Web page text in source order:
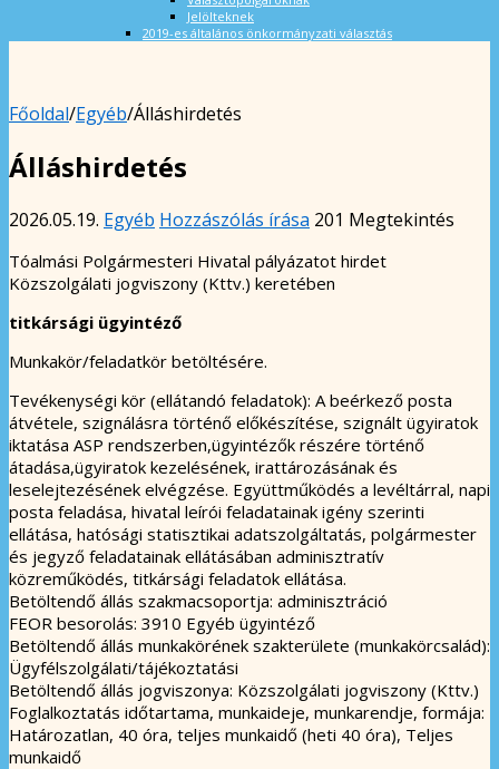
Jelölteknek
2019-es általános önkormányzati választás
Főoldal/Egyéb/Álláshirdetés
Álláshirdetés
2026.05.19. Egyéb Hozzászólás írása 201 Megtekintés
Tóalmási Polgármesteri Hivatal pályázatot hirdet
Közszolgálati jogviszony (Kttv.) keretében
titkársági ügyintéző
Munkakör/feladatkör betöltésére.
Tevékenységi kör (ellátandó feladatok): A beérkező posta
átvétele, szignálásra történő előkészítése, szignált ügyiratok
iktatása ASP rendszerben,ügyintézők részére történő
átadása,ügyiratok kezelésének, irattározásának és
leselejtezésének elvégzése. Együttműködés a levéltárral, napi
posta feladása, hivatal leírói feladatainak igény szerinti
ellátása, hatósági statisztikai adatszolgáltatás, polgármester
és jegyző feladatainak ellátásában adminisztratív
közreműködés, titkársági feladatok ellátása.
Betöltendő állás szakmacsoportja: adminisztráció
FEOR besorolás: 3910 Egyéb ügyintéző
Betöltendő állás munkakörének szakterülete (munkakörcsalád):
Ügyfélszolgálati/tájékoztatási
Betöltendő állás jogviszonya: Közszolgálati jogviszony (Kttv.)
Foglalkoztatás időtartama, munkaideje, munkarendje, formája:
Határozatlan, 40 óra, teljes munkaidő (heti 40 óra), Teljes
munkaidő